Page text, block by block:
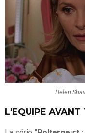
Helen
L'EQUIPE AVANT